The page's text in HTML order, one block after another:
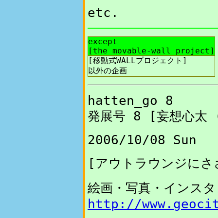
etc.
except
[the movable-wall project]
[移動式WALLプロジェクト]
以外の企画
hatten_go 8
発展号 8 [妄想心太
2006/10/08 Sun
[アウトラウンジに
絵画・写真・インス
http://